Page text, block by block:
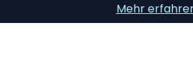
Mehr
Einfache Reinigung: